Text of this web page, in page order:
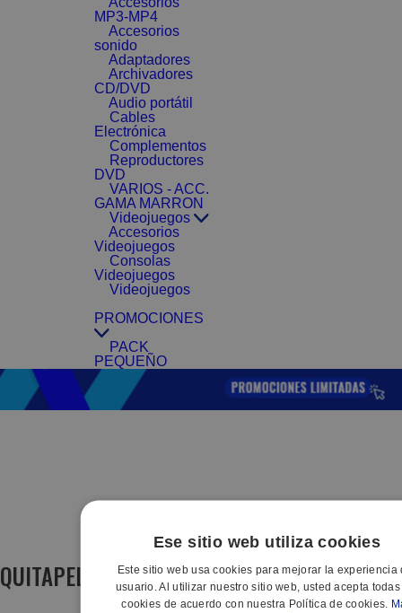
MP3-MP4
Accesorios
sonido
Adaptadores
Archivadores
CD/DVD
Audio portátil
Cables
Electrónica
Complementos
Reproductores
DVD
VARIOS - ACC.
GAMA MARRON
Videojuegos
Accesorios
Videojuegos
Consolas
Videojuegos
Videojuegos
PROMOCIONES
PACK
PEQUEÑO
QUITAPELUSAS(4 artículos)
Ese sitio web utiliza cookies
Este sitio web usa cookies para mejorar la experiencia
usuario. Al utilizar nuestro sitio web, usted acepta
cookies de acuerdo con nuestra Política de cookies.